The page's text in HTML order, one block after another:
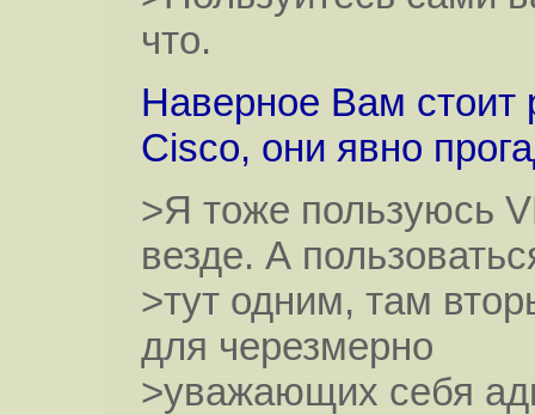
что.
Наверное Вам стоит
Cisco, они явно
>Я тоже пользуюсь
везде. А
>тут одним, там
для черезмерно
>уважающих себя